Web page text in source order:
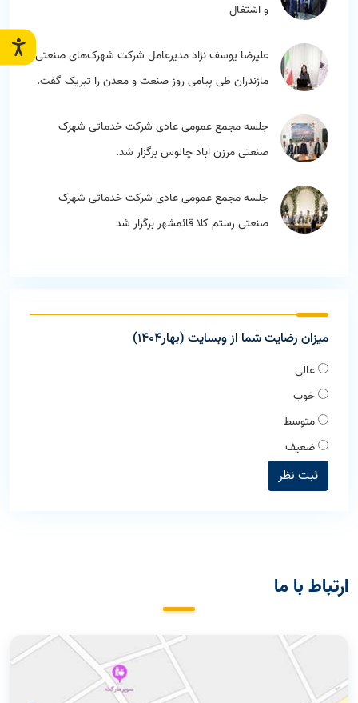
و اشتغال
علیرضا یوسف نژاد مدیرعامل شرکت شهرک‌های صنعتی
مازندران طی پیامی روز صنعت و معدن را تبریک گفت.
جلسه مجمع عمومی عادی شرکت خدماتی شهرک
صنعتی مرزن اباد چالوس برگزار شد.
جلسه مجمع عمومی عادی شرکت خدماتی شهرک
صنعتی رستم کلا قائمشهر برگزار شد
میزان رضایت شما از وبسایت (بهار1404)
عالی
خوب
متوسط
ضعیف
ثبت نظر
ارتباط با ما